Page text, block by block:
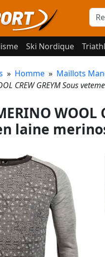
Ski Nordique
» Homme » Maillots
CREW GREYM Sous
laine